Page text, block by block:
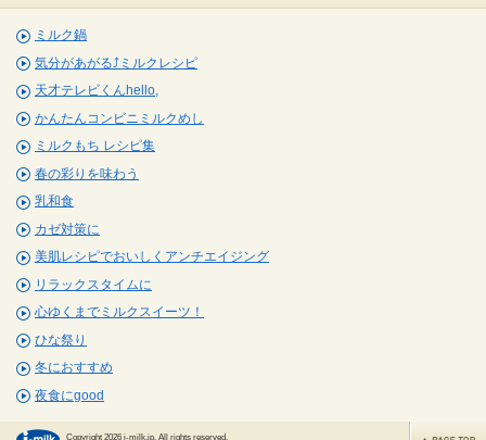
ミルク鍋
気分があがる⤴ミルクレシピ
天才テレビくんhello,
かんたんコンビニミルクめし
ミルクもち レシピ集
春の彩りを味わう
乳和食
カゼ対策に
美肌レシピでおいしくアンチエイジング
リラックスタイムに
心ゆくまでミルクスイーツ！
ひな祭り
冬におすすめ
夜食にgood
Copyright 2026 j-milk.jp. All rights reserved.